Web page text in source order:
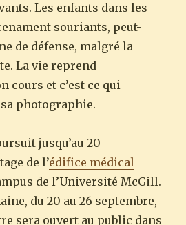
Les enfants dans les
souriants, peut-
de défense, malgré la
La vie reprend
cours et c’est ce qui
photographie.
jusqu’au 20
de l’édifice médical
de l’Université McGill.
du 20 au 26 septembre,
sera ouvert au public dans